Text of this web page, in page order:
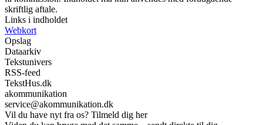
skriftlig aftale.
Links i indholdet
Webkort
Opslag
Dataarkiv
Tekstunivers
RSS-feed
TekstHus.dk
akommunikation
service@akommunikation.dk
Vil du have nyt fra os? Tilmeld dig her